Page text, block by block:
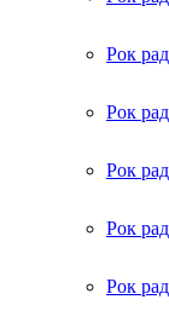
Рок
Рок
Рок
Рок
Рок